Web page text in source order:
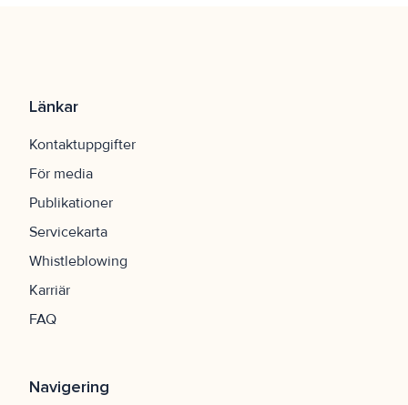
Länkar
Kontaktuppgifter
För media
Publikationer
Servicekarta
Whistleblowing
Karriär
FAQ
Navigering